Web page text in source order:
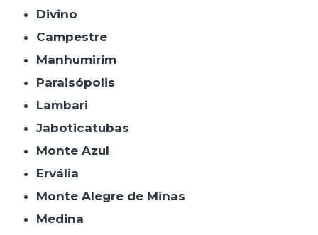
Divino
Campestre
Manhumirim
Paraisópolis
Lambari
Jaboticatubas
Monte Azul
Ervália
Monte Alegre de Minas
Medina